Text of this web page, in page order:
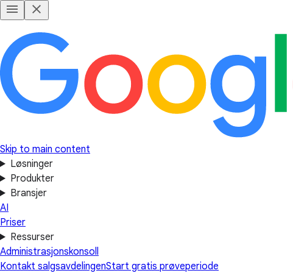
Skip to main content
Løsninger
Produkter
Bransjer
AI
Priser
Ressurser
Administrasjonskonsoll
Kontakt salgsavdelingenStart gratis prøveperiode